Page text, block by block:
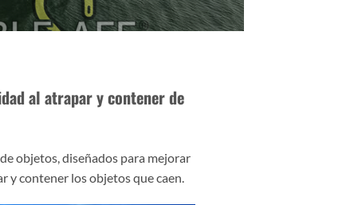
al atrapar y contener de
objetos, diseñados para mejorar
y contener los objetos que caen.